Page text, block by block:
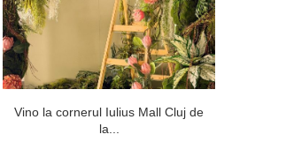
Vino la cornerul Iulius Mall Cluj de
la...